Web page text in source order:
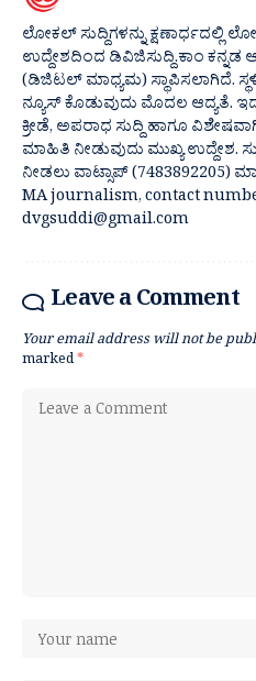
ಲೋಕಲ್ ಸುದ್ದಿಗಳನ್ನು ಕ್ಷಣಾರ್ಧದಲ್ಲಿ
ಉದ್ದೇಶದಿಂದ ಡಿವಿಜಿಸುದ್ದಿ.ಕಾಂ
(ಡಿಜಿಟಲ್ ಮಾಧ್ಯಮ) ಸ್ಥಾಪಿಸಲಾಗಿದೆ.
ನ್ಯೂಸ್ ಕೊಡುವುದು ಮೊದಲ ಆದ್ಯತೆ.
ಕ್ರೀಡೆ, ಅಪರಾಧ ಸುದ್ದಿ ಹಾಗೂ
ಮಾಹಿತಿ ನೀಡುವುದು ಮುಖ್ಯ ಉದ್ದೇಶ.
ನೀಡಲು ವಾಟ್ಸಾಪ್ (7483892205)
MA journalism, contact
dvgsuddi@gmail.com
Leave a Comment
Your email address will not be
marked*